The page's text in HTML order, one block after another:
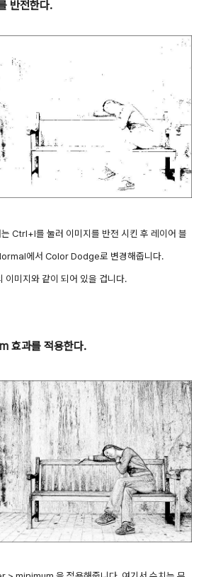
반전한다.
Ctrl+I를 눌러 이미지를 반전 시킨 후 레이어 블
에서 Color Dodge로 변경해줍니다.
이미지와 같이 되어 있을 겁니다.
효과를 적용한다.